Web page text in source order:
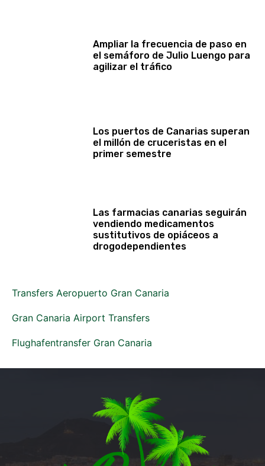
Ampliar la frecuencia de paso en
el semáforo de Julio Luengo para
agilizar el tráfico
Los puertos de Canarias superan
el millón de cruceristas en el
primer semestre
Las farmacias canarias seguirán
vendiendo medicamentos
sustitutivos de opiáceos a
drogodependientes
Transfers Aeropuerto Gran Canaria
Gran Canaria Airport Transfers
Flughafentransfer Gran Canaria